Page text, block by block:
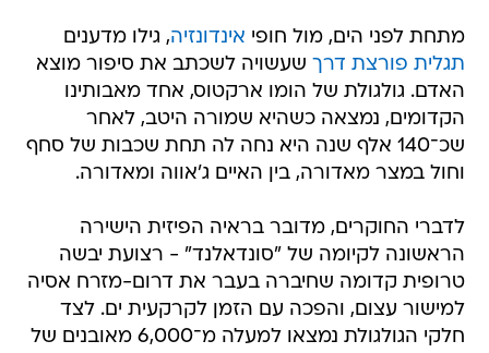
מתחת לפני הים, מול חופי אינדונזיה, גילו מדענים
תגלית פורצת דרך שעשויה לשכתב את סיפור מוצא
האדם. גולגולת של הומו ארקטוס, אחד מאבותינו
הקדומים, נמצאה כשהיא שמורה היטב, לאחר
שכ־140 אלף שנה היא נחה לה תחת שכבות של סחף
וחול במצר מאדורה, בין האיים ג'אווה ומאדורה.
לדברי החוקרים, מדובר בראיה הפיזית הישירה
הראשונה לקיומה של "סונדאלנד" - רצועת יבשה
טרופית קדומה שחיברה בעבר את דרום-מזרח אסיה
למישור עצום, והפכה עם הזמן לקרקעית ים. לצד
חלקי הגולגולת נמצאו למעלה מ־6,000 מאובנים של